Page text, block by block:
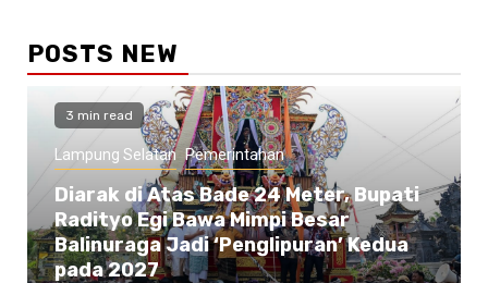
POSTS NEW
3 min read
Lampung Selatan Pemerintahan
Diarak di Atas Bade 24 Meter, Bupati
Radityo Egi Bawa Mimpi Besar
Balinuraga Jadi ‘Penglipuran’ Kedua
pada 2027